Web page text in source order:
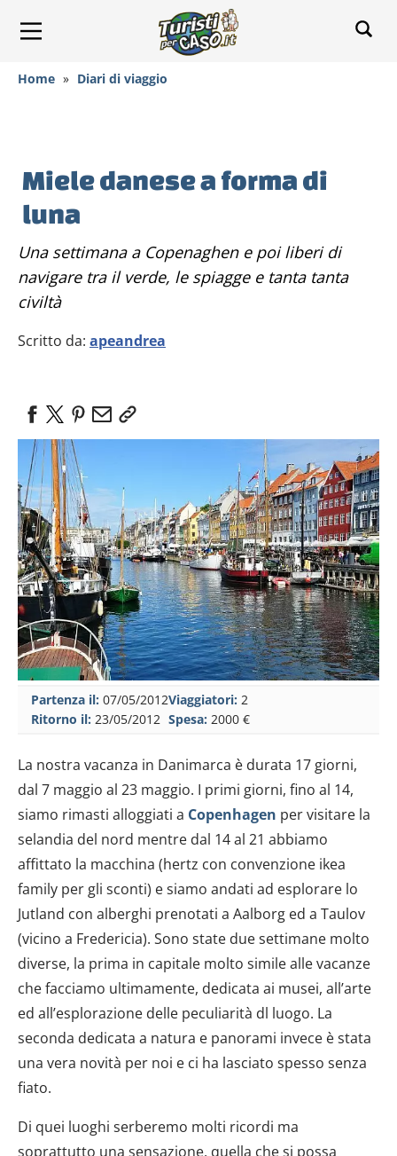
Home » Diari di viaggio
Miele danese a forma di
luna
Una settimana a Copenaghen e poi liberi di
navigare tra il verde, le spiagge e tanta tanta
civiltà
Scritto da: apeandrea
Partenza il: 07/05/2012
Ritorno il: 23/05/2012
Viaggiatori: 2
Spesa: 2000 €
La nostra vacanza in Danimarca è durata 17 giorni,
dal 7 maggio al 23 maggio. I primi giorni, fino al 14,
siamo rimasti alloggiati a Copenhagen per visitare la
selandia del nord mentre dal 14 al 21 abbiamo
affittato la macchina (hertz con convenzione ikea
family per gli sconti) e siamo andati ad esplorare lo
Jutland con alberghi prenotati a Aalborg ed a Taulov
(vicino a Fredericia). Sono state due settimane molto
diverse, la prima in capitale molto simile alle vacanze
che facciamo ultimamente, dedicata ai musei, all’arte
ed all’esplorazione delle peculiarità dl luogo. La
seconda dedicata a natura e panorami invece è stata
una vera novità per noi e ci ha lasciato spesso senza
fiato.
Di quei luoghi serberemo molti ricordi ma
soprattutto una sensazione, quella che si possa